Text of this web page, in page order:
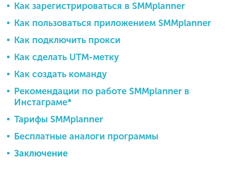
Как зарегистрироваться в SMMplanner
Как пользоваться приложением SMMplanner
Как подключить прокси
Как сделать UTM-метку
Как создать команду
Рекомендации по работе SMMplanner в
Инстаграме*
Тарифы SMMplanner
Бесплатные аналоги программы
Заключение